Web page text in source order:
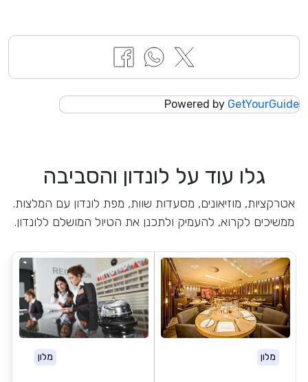
Powered by GetYourGuide
גלו עוד על לונדון והסביבה
אטרקציות, מוזיאונים, מסעדות שוות, מפת לונדון עם המלצות.
ממשיכים לקרוא, להעמיק ולתכנן את הטיול המושלם ללונדון.
מלון מלון